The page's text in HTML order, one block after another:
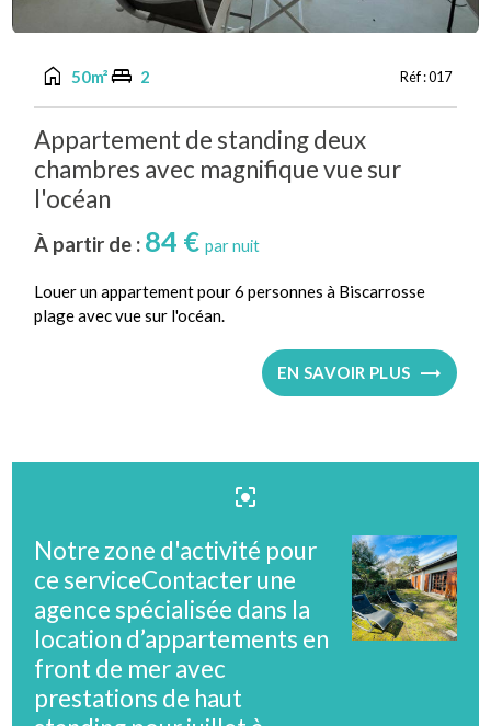
home 50m²king_bed 2 Réf :017
Appartement de standing deux
chambres avec magnifique vue sur
l'océan
À partir de : 84 €par nuit
Louer un appartement pour 6 personnes à Biscarrosse
plage avec vue sur l'océan.
EN SAVOIR PLUS
center_focus_strong
Notre zone d'activité pour
ce serviceContacter une
agence spécialisée dans la
location d’appartements en
front de mer avec
prestations de haut